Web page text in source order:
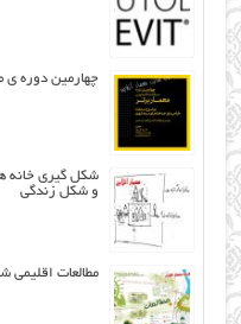
چهارمین دوره ی
شکل گیری خانه
و شکل زندگی
مطالعات اقليمي